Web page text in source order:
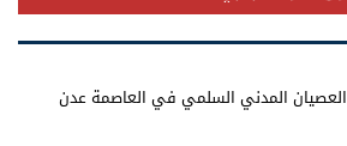
العصيان المدني السلمي في العاصمة عدن